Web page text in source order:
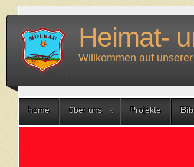
Heimat-
Willkommen auf
home über uns Projekte